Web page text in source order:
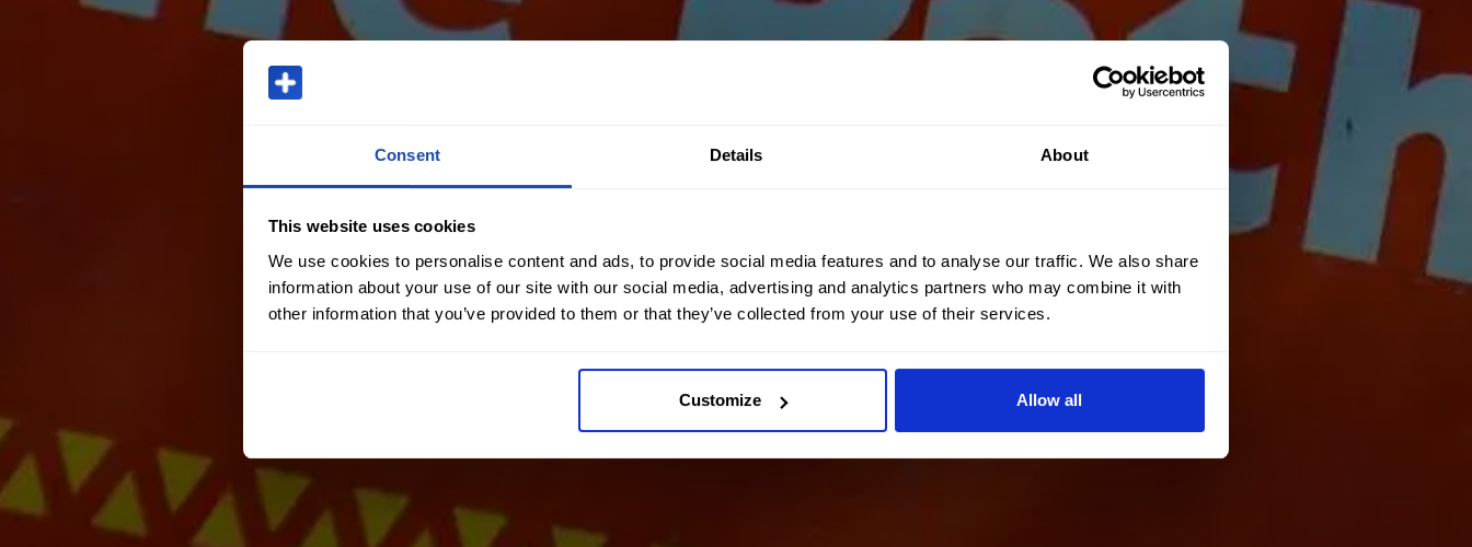
Consent Details About
This website uses cookies
We use cookies to personalise content and ads, to provide social media features and to analyse our traffic. We also share
information about your use of our site with our social media, advertising and analytics partners who may combine it with
other information that you’ve provided to them or that they’ve collected from your use of their services.
Customize Allow all